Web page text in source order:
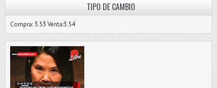
TIPO DE CAMBIO
Compra: 3.53 Venta:3.54